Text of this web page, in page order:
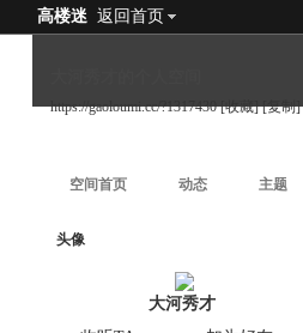
高楼迷 返回首页
https://gaoloumi.cc/?1317430 [收藏] [复制]
空间首页 动态 主题
头像
大河秀才